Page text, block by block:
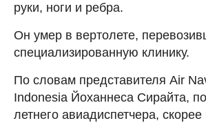
руки, ноги и ребра.
Он умер в вертолете,
специализированную клинику.
По словам представителя Air
Indonesia Йоханнеса Сирайта,
летнего авиадиспетчера, скорее